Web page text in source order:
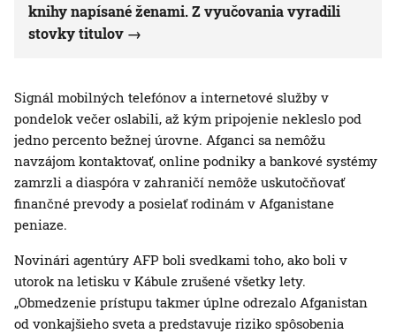
knihy napísané ženami. Z vyučovania vyradili
stovky titulov
Signál mobilných telefónov a internetové služby v
pondelok večer oslabili, až kým pripojenie nekleslo pod
jedno percento bežnej úrovne. Afganci sa nemôžu
navzájom kontaktovať, online podniky a bankové systémy
zamrzli a diaspóra v zahraničí nemôže uskutočňovať
finančné prevody a posielať rodinám v Afganistane
peniaze.
Novinári agentúry AFP boli svedkami toho, ako boli v
utorok na letisku v Kábule zrušené všetky lety.
„Obmedzenie prístupu takmer úplne odrezalo Afganistan
od vonkajšieho sveta a predstavuje riziko spôsobenia